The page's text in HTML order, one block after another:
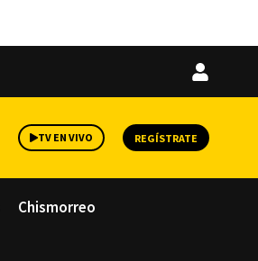
Iniciar
TV EN VIVO REGÍSTRATE
Chismorreo